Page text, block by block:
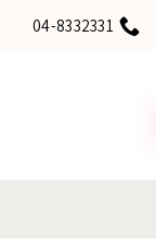
04-8332331